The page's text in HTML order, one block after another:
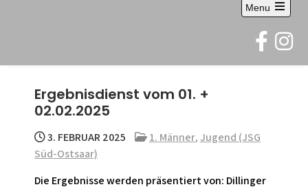
Menu
Open
the
main
menu
Ergebnisdienst vom 01. +
02.02.2025
3. FEBRUAR 2025 1. Männer, Jugend (JSG
Süd-Ostsaar)
Die Ergebnisse werden präsentiert von: Dillinger